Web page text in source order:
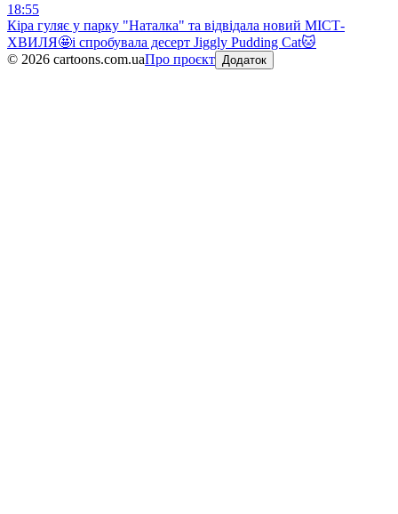
18:55
Кіра гуляє у парку "Наталка" та відвідала новий МІСТ-
ХВИЛЯ🤩і спробувала десерт Jiggly Pudding Cat🐱
© 2026 cartoons.com.uaПро проєкт Додаток